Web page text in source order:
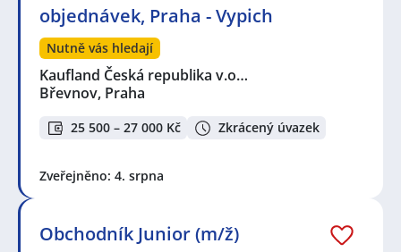
objednávek, Praha - Vypich
Nutně vás hledají
Kaufland Česká republika v.o…
Břevnov, Praha
25 500 – 27 000 Kč Zkrácený úvazek
Zveřejněno: 4. srpna
Obchodník Junior (m/ž)